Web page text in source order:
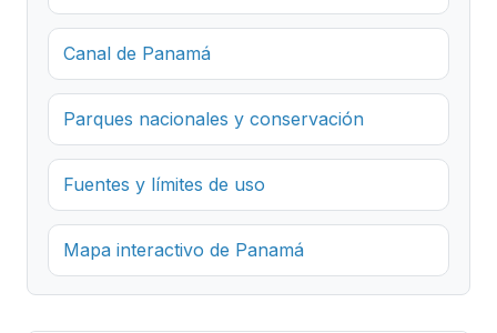
Canal de Panamá
Parques nacionales y conservación
Fuentes y límites de uso
Mapa interactivo de Panamá